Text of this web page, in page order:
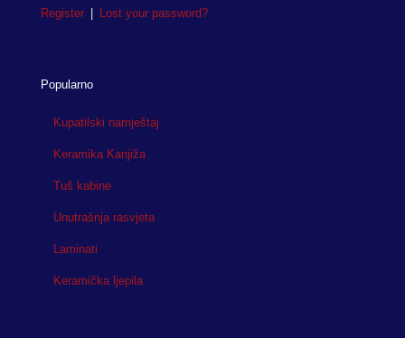
Register Lost your password?
Popularno
Kupatilski namještaj
Keramika Kanjiža
Tuš kabine
Unutrašnja rasvjeta
Laminati
Keramička ljepila